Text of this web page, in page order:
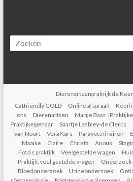
Dierenartsenprakrijk de
Catfriendly GOLD
Online afspraak
ons
Dierenartsen Marije Baas |
Praktijkeigenaar
Saartje Lashley-de Clercq
van Noort
Vera Kars Paraveterinairen
Maaike
Claire Christa Anouk
Foto’s praktijk
Veelgestelde vragen
Praktijk: veel gestelde vragen
Onderzoek
Bloedonderzoek
Urineonderzoek